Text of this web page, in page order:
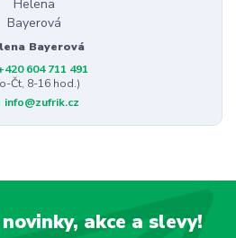
Bayerová
604 711 491
Čt, 8-16 hod.)
info@zufrik.cz
akce a slevy!